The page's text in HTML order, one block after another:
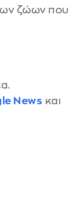
ζώων που
News και